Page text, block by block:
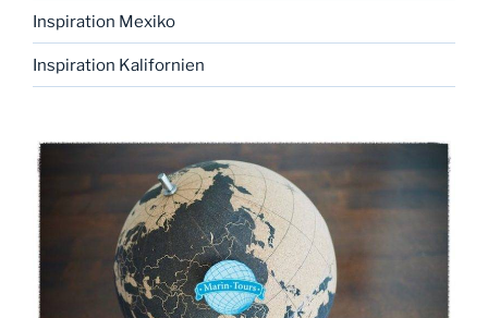
Inspiration Mexiko
Inspiration Kalifornien